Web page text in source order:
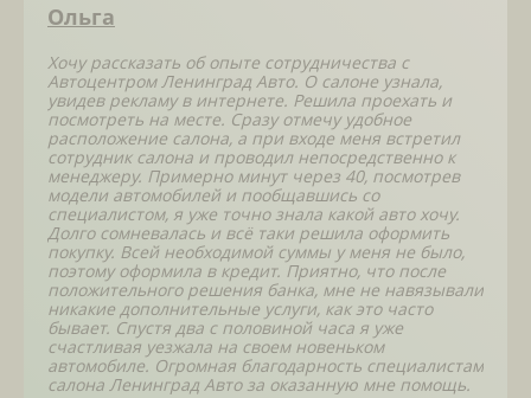
Ольга
Хочу рассказать об опыте сотрудничества с
Автоцентром Ленинград Авто. О салоне узнала,
увидев рекламу в интернете. Решила проехать и
посмотреть на месте. Сразу отмечу удобное
расположение салона, а при входе меня встретил
сотрудник салона и проводил непосредственно к
менеджеру. Примерно минут через 40, посмотрев
модели автомобилей и пообщавшись со
специалистом, я уже точно знала какой авто хочу.
Долго сомневалась и всё таки решила оформить
покупку. Всей необходимой суммы у меня не было,
поэтому оформила в кредит. Приятно, что после
положительного решения банка, мне не навязывали
никакие дополнительные услуги, как это часто
бывает. Спустя два с половиной часа я уже
счастливая уезжала на своем новеньком
автомобиле. Огромная благодарность специалистам
салона Ленинград Авто за оказанную мне помощь.